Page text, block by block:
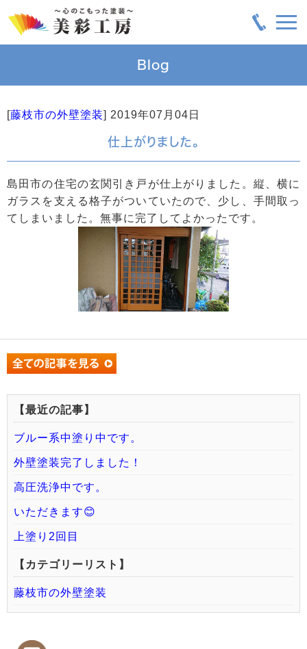
Blog
[藤枝市の外壁塗装] 2019年07月04日
仕上がりました。
島田市の住宅の玄関引き戸が仕上がりました。縦、横に
ガラスを支える格子がついていたので、少し、手間取っ
てしまいました。無事に完了してよかったです。
【最近の記事】
ブルー系中塗り中です。
外壁塗装完了しました！
高圧洗浄中です。
いただきます😊
上塗り2回目
【カテゴリーリスト】
藤枝市の外壁塗装